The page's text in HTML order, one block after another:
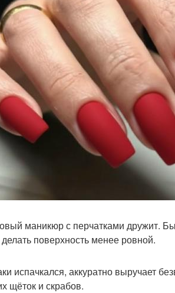
маникюр с перчатками дружит.
поверхность менее ровной.
испачкался, аккуратно выручает
щёток и скрабов.